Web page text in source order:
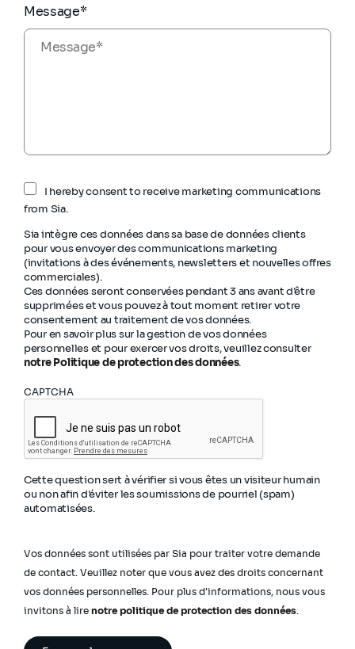
Message*
I hereby consent to receive marketing communications
from Sia.
Sia intègre ces données dans sa base de données clients
pour vous envoyer des communications marketing
(invitations à des événements, newsletters et nouvelles offres
commerciales).
Ces données seront conservées pendant 3 ans avant d'être
supprimées et vous pouvez à tout moment retirer votre
consentement au traitement de vos données.
Pour en savoir plus sur la gestion de vos données
personnelles et pour exercer vos droits, veuillez consulter
notre Politique de protection des données.
CAPTCHA
Cette question sert à vérifier si vous êtes un visiteur humain
ou non afin d'éviter les soumissions de pourriel (spam)
automatisées.
Vos données sont utilisées par Sia pour traiter votre demande
de contact. Veuillez noter que vous avez des droits concernant
vos données personnelles. Pour plus d'informations, nous vous
invitons à lire notre politique de protection des données.